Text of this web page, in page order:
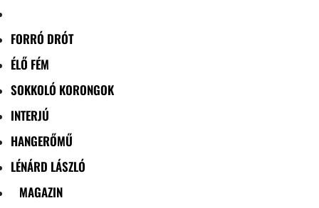
FORRÓ DRÓT
ÉLŐ FÉM
SOKKOLÓ KORONGOK
INTERJÚ
HANGERŐMŰ
LÉNÁRD LÁSZLÓ
MAGAZIN